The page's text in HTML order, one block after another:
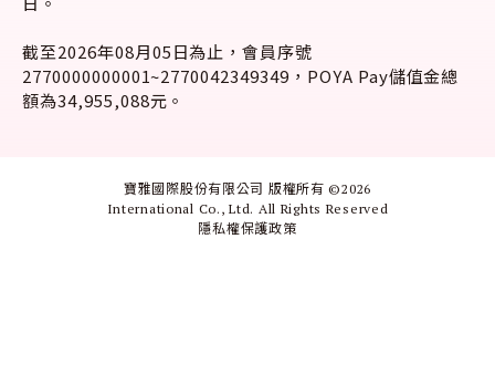
截至2026年08月05日為止，會員序號
2770000000001~2770042349349，POYA Pay儲值金總
額為34,955,088元。
寶雅國際股份有限公司 版權所有 ©2026
International Co., Ltd. All Rights Reserved
隱私權保護政策